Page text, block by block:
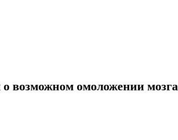
о возможном омоложении мозга